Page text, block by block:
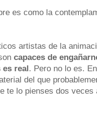
es como la
artistas de la
capaces de
es real. Pero no lo es.
del que
te lo pienses dos